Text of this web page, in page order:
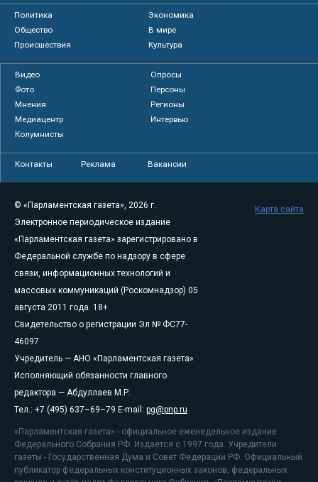
Политика
Экономика
Общество
В мире
Происшествия
Культура
Видео
Опросы
Фото
Персоны
Мнения
Регионы
Медиацентр
Интервью
Колумнисты
Контакты Реклама Вакансии
© «Парламентская газета», 2026 г.
Электронное периодическое издание
«Парламентская газета» зарегистрировано в
Федеральной службе по надзору в сфере
связи, информационных технологий и
массовых коммуникаций (Роскомнадзор) 05
августа 2011 года. 18+
Свидетельство о регистрации Эл № ФС77-
46097
Учредитель — АНО «Парламентская газета»
Исполняющий обязанности главного
редактора — Абдуллаев М.Р.
Тел.: +7 (495) 637–69–79 E-mail: pg@pnp.ru
«Парламентская газета» - официальное еженедельное издание
Федерального Собрания РФ. Издается с 1997 года. Учредители
газеты - Государственная Дума и Совет Федерации РФ. Официальный
публикатор федеральных конституционных законов, федеральных
Карта сайта